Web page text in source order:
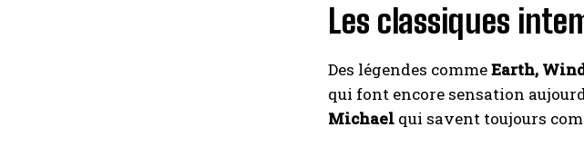
Les classiques
Des légendes commeEarth,
qui font encore sensation
Michael qui savent toujours